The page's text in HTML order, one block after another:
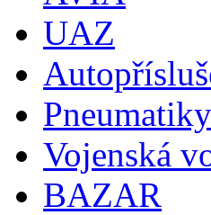
UAZ
Pneumatiky
Vojenská
BAZAR